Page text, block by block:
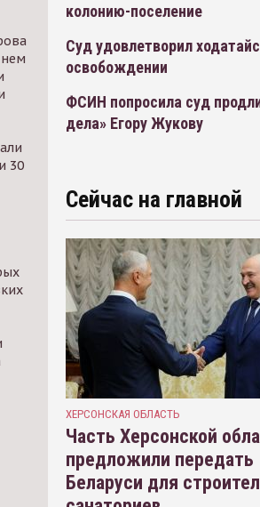
30
колонию-поселение
Суд удовлетворил
освобождении
ФСИН попросила суд
дела» Егору Жукову
Сейчас на главной
ХЕРСОНСКАЯ ОБЛАСТЬ
Часть Херсонской
предложили передать
Беларуси для